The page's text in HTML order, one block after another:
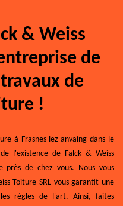
& Weiss
de
de
!
à Frasnes-lez-anvaing dans le
l'existence de Falck & Weiss
près de chez vous. Nous vous
Toiture SRL vous garantit une
règles de l'art. Ainsi, faites